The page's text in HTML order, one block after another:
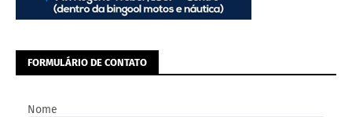
FORMULÁRIO DE CONTATO
Nome